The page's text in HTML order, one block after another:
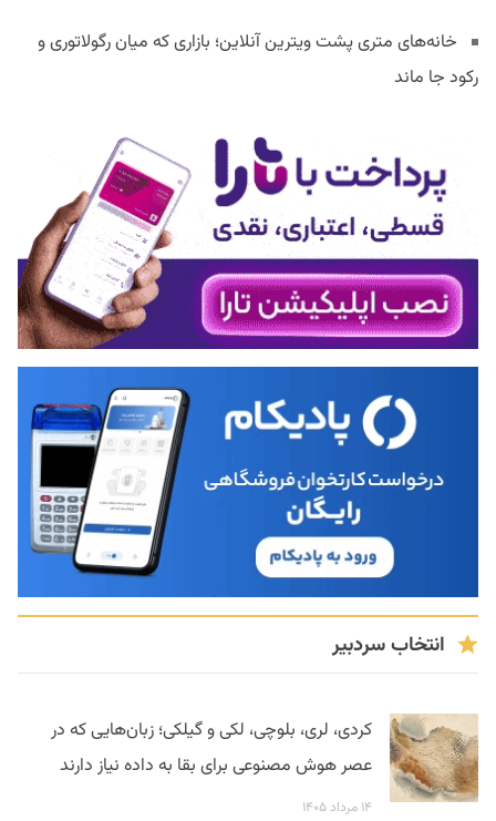
خانه‌های متری پشت ویترین آنلاین؛ بازاری که میان رگولاتوری و
رکود جا ماند
انتخاب سردبیر
کردی، لری، بلوچی، لکی و گیلکی؛ زبان‌هایی که در
عصر هوش مصنوعی برای بقا به داده نیاز دارند
۱۴ مرداد ۱۴۰۵